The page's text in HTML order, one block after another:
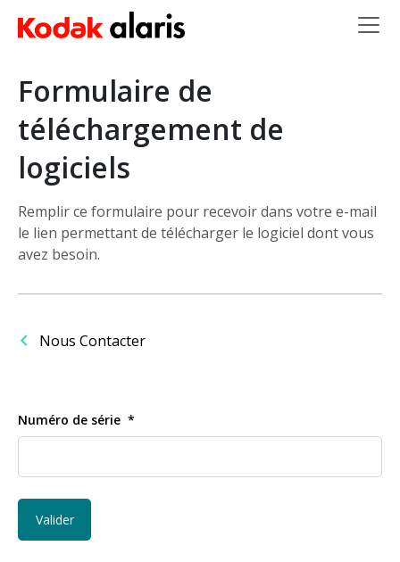
Skip to main content
Formulaire de
téléchargement de
logiciels
Remplir ce formulaire pour recevoir dans votre e-mail
le lien permettant de télécharger le logiciel dont vous
avez besoin.
Nous Contacter
Numéro de série